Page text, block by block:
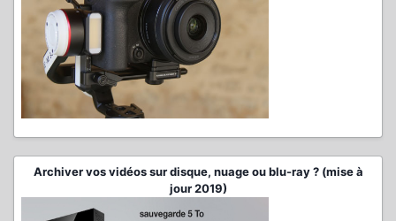
Archiver vos vidéos sur disque, nuage ou blu-ray ? (mise à
jour 2019)